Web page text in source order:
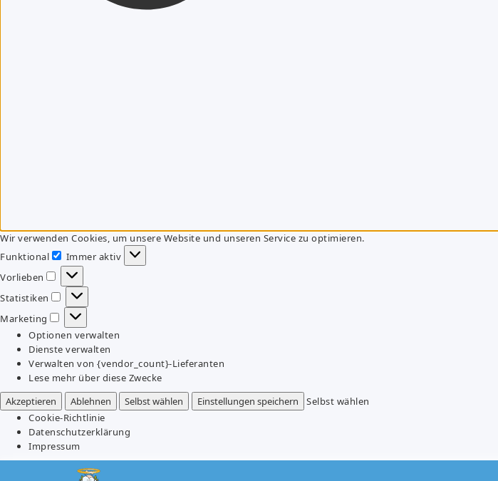
Wir verwenden Cookies, um unsere Website und unseren Service zu optimieren.
Funktional
Funktional
Immer aktiv
Vorlieben
Vorlieben
Statistiken
Statistiken
Marketing
Marketing
Optionen verwalten
Dienste verwalten
Verwalten von {vendor_count}-Lieferanten
Lese mehr über diese Zwecke
Akzeptieren
Ablehnen Selbst wählen Einstellungen speichern
Selbst wählen
Cookie-Richtlinie
Datenschutzerklärung
Impressum